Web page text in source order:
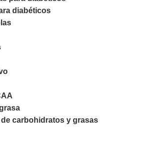
diabéticos
carbohidratos y grasas